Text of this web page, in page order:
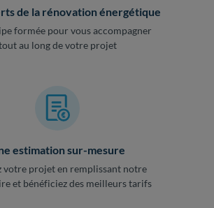
de la rénovation énergétique
formée pour vous accompagner
au long de votre projet
estimation sur-mesure
votre projet en remplissant notre
et bénéficiez des meilleurs tarifs